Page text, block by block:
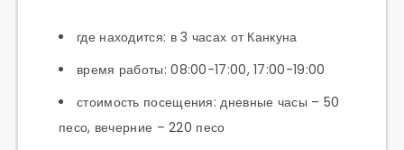
где находится: в 3 часах от Канкуна
время работы: 08:00-17:00, 17:00-19:00
стоимость посещения: дневные часы – 50
песо, вечерние – 220 песо